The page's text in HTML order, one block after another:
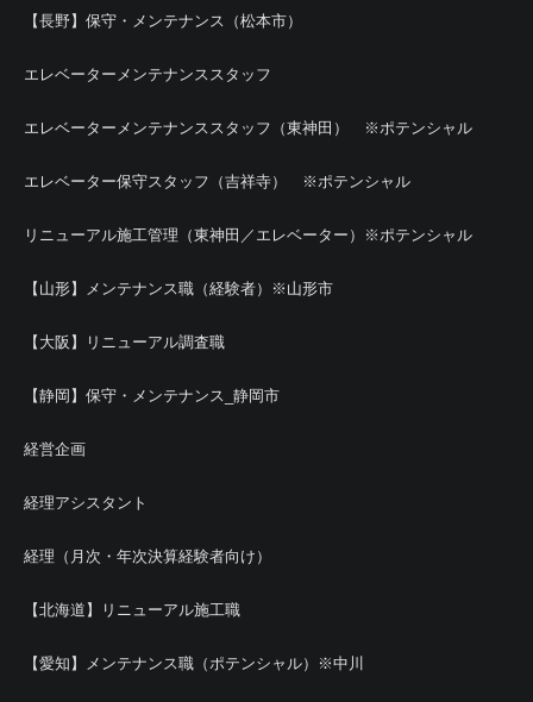
【長野】保守・メンテナンス（松本市）
エレベーターメンテナンススタッフ
エレベーターメンテナンススタッフ（東神田） ※ポテンシャル
エレベーター保守スタッフ（吉祥寺） ※ポテンシャル
リニューアル施工管理（東神田／エレベーター）※ポテンシャル
【山形】メンテナンス職（経験者）※山形市
【大阪】リニューアル調査職
【静岡】保守・メンテナンス_静岡市
経営企画
経理アシスタント
経理（月次・年次決算経験者向け）
【北海道】リニューアル施工職
【愛知】メンテナンス職（ポテンシャル）※中川